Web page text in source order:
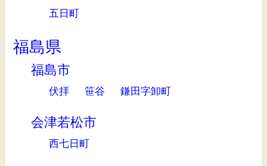
五日町
福島県
福島市
伏拝 笹谷 鎌田字卸町
会津若松市
西七日町